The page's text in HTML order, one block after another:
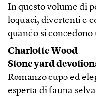
In questo volume di
loquaci, divertenti e
quando si
Charlotte Wood
Stone yard
Romanzo cupo ed
esperta di fauna